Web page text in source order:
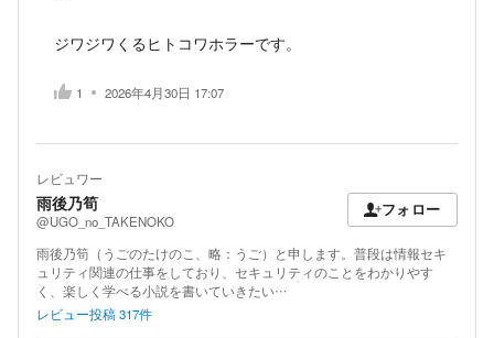
ジワジワくるヒトコワホラーです。
1 2026年4月30日 17:07
レビュワー
雨後乃筍
@UGO_no_TAKENOKO
フォロー
雨後乃筍（うごのたけのこ、略：うご）と申します。普段は情報セキ
ュリティ関連の仕事をしており、セキュリティのことをわかりやす
く、楽しく学べる小説を書いていきたい…
レビュー投稿317件